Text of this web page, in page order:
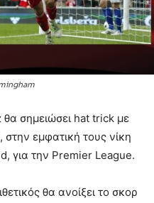
σημειώσει hat trick με
εμφατική τους νίκη
για την Premier League.
θα ανοίξει το σκορ